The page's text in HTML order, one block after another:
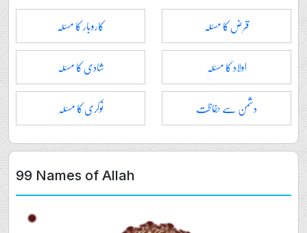
کاروبار کا مسئلہ
شادی کا مسئلہ
نوکری کا مسئلہ
قرض کا مسئلہ
اولاد کا مسئلہ
دشمن سے حفاظت
99 Names of Allah